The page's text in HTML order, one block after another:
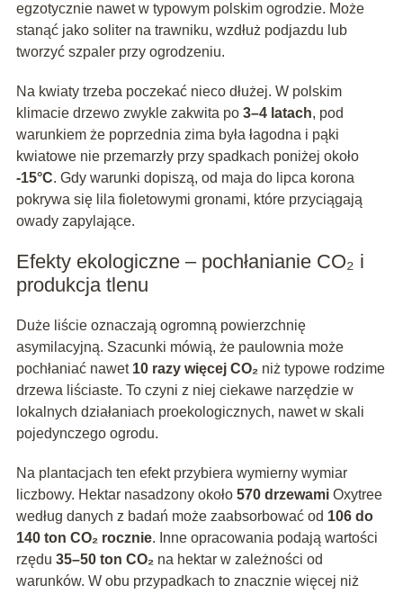
egzotycznie nawet w typowym polskim ogrodzie. Może
stanąć jako soliter na trawniku, wzdłuż podjazdu lub
tworzyć szpaler przy ogrodzeniu.
Na kwiaty trzeba poczekać nieco dłużej. W polskim
klimacie drzewo zwykle zakwita po 3–4 latach, pod
warunkiem że poprzednia zima była łagodna i pąki
kwiatowe nie przemarzły przy spadkach poniżej około
-15°C. Gdy warunki dopiszą, od maja do lipca korona
pokrywa się lila fioletowymi gronami, które przyciągają
owady zapylające.
Efekty ekologiczne – pochłanianie CO₂ i
produkcja tlenu
Duże liście oznaczają ogromną powierzchnię
asymilacyjną. Szacunki mówią, że paulownia może
pochłaniać nawet 10 razy więcej CO₂ niż typowe rodzime
drzewa liściaste. To czyni z niej ciekawe narzędzie w
lokalnych działaniach proekologicznych, nawet w skali
pojedynczego ogrodu.
Na plantacjach ten efekt przybiera wymierny wymiar
liczbowy. Hektar nasadzony około 570 drzewamiOxytree
według danych z badań może zaabsorbować od 106 do
140 ton CO₂ rocznie. Inne opracowania podają wartości
rzędu 35–50 ton CO₂ na hektar w zależności od
warunków. W obu przypadkach to znacznie więcej niż